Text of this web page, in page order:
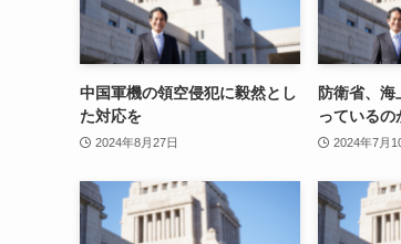
中国軍機の領空侵犯に毅然とし
た対応を
2024年8月27日
防衛省、海
っているの
2024年7月